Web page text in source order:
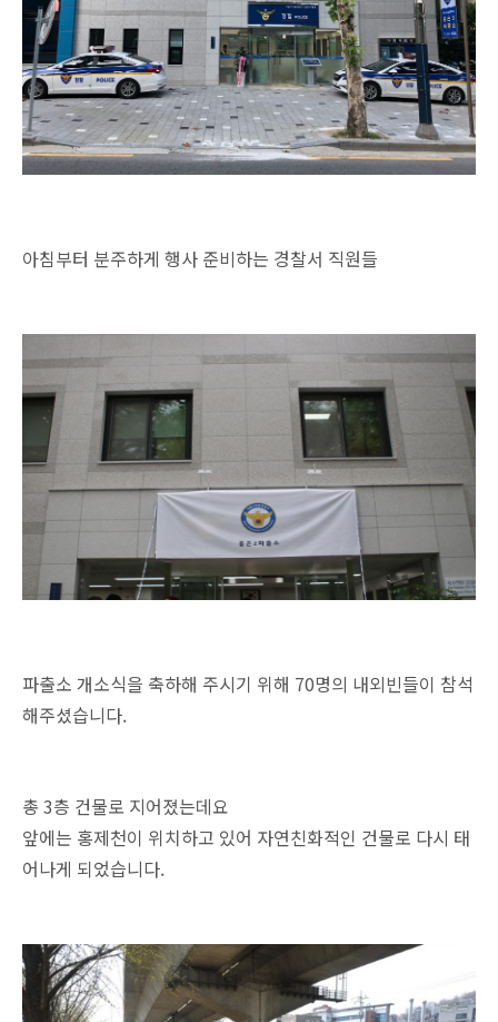
아침부터 분주하게 행사 준비하는 경찰서 직원들
파출소 개소식을 축하해 주시기 위해 70명의 내외빈들이 참석
해주셨습니다.
총 3층 건물로 지어졌는데요
앞에는 홍제천이 위치하고 있어 자연친화적인 건물로 다시 태
어나게 되었습니다.